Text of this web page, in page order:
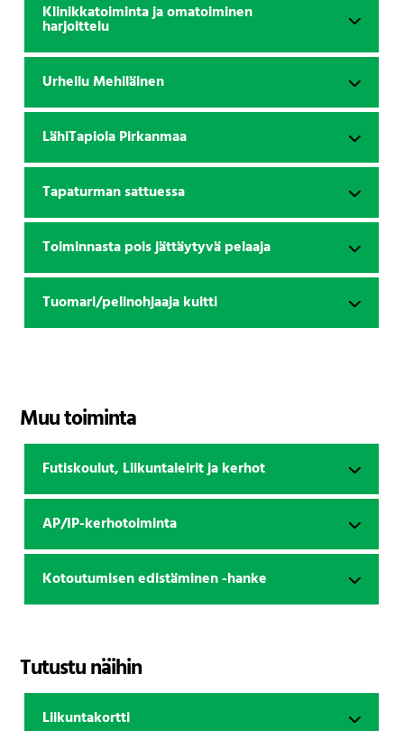
Klinikkatoiminta ja omatoiminen
harjoittelu
Urheilu Mehiläinen
LähiTapiola Pirkanmaa
Tapaturman sattuessa
Toiminnasta pois jättäytyvä pelaaja
Tuomari/pelinohjaaja kuitti
Muu toiminta
Futiskoulut, Liikuntaleirit ja kerhot
AP/IP-kerhotoiminta
Kotoutumisen edistäminen -hanke
Tutustu näihin
Liikuntakortti